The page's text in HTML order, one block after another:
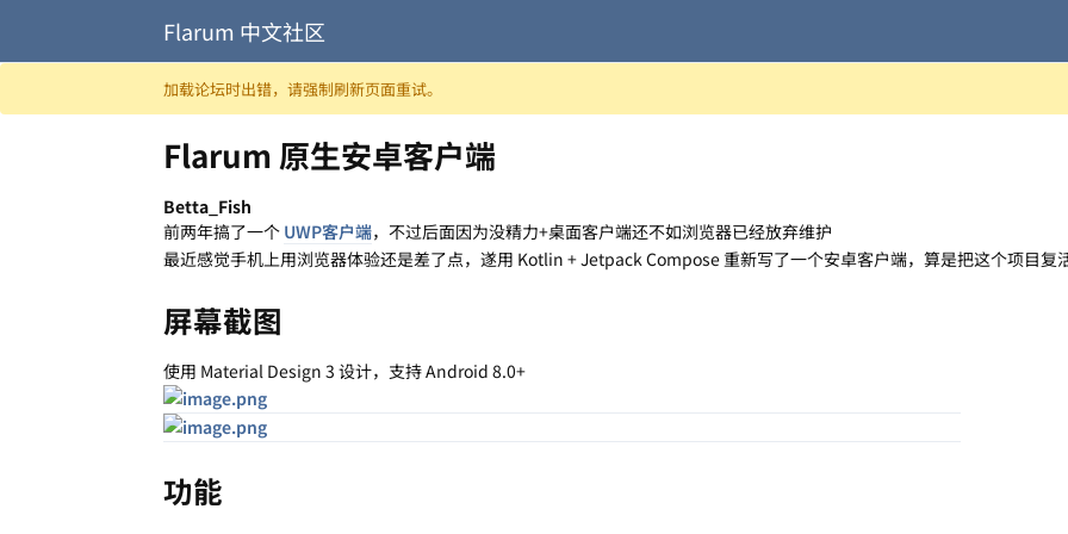
跳至内容
Flarum 中文社区
加载论坛时出错，请强制刷新页面重试。
Flarum 原生安卓客户端
Betta_Fish
前两年搞了一个 UWP客户端，不过后面因为没精力+桌面客户端还不如浏览器已经放弃维护
最近感觉手机上用浏览器体验还是差了点，遂用 Kotlin + Jetpack Compose 重新写了一个安卓客户端，算是把这个项目复
屏幕截图
使用 Material Design 3 设计，支持 Android 8.0+
功能